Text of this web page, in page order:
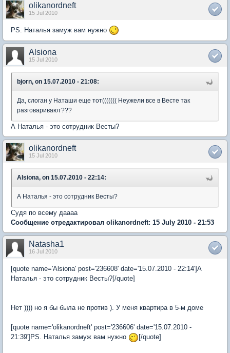
olikanordneft
15 Jul 2010
PS. Наталья замуж вам нужно
Alsiona
15 Jul 2010
bjorn, on 15.07.2010 - 21:08:
Да, слоган у Наташи еще тот((((((( Неужели все в Весте так
разговаривают???
А Наталья - это сотрудник Весты?
olikanordneft
15 Jul 2010
Alsiona, on 15.07.2010 - 22:14:
А Наталья - это сотрудник Весты?
Судя по всему даааа
Сообщение отредактировал olikanordneft: 15 July 2010 - 21:53
Natasha1
16 Jul 2010
[quote name='Alsiona' post='236608' date='15.07.2010 - 22:14']А
Наталья - это сотрудник Весты?[/quote]
Нет )))) но я бы была не против ). У меня квартира в 5-м доме
[quote name='olikanordneft' post='236606' date='15.07.2010 -
21:39']PS. Наталья замуж вам нужно
[/quote]